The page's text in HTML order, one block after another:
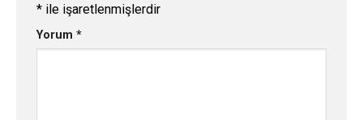
* ile işaretlenmişlerdir
Yorum *